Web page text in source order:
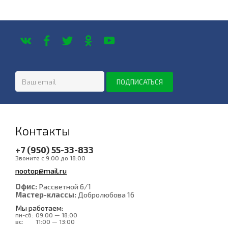
Контакты
+7 (950) 55-33-833
Звоните с 9:00 до 18:00
nootop@mail.ru
Офис: Рассветной 6/1
Мастер-классы: Добролюбова 16
Мы работаем:
пн-сб: 09:00 — 18:00
вс:
11:00 — 13:00